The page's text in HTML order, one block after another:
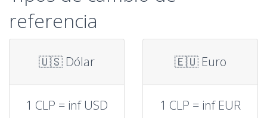
referencia
🇺🇸 Dólar
1 CLP = inf USD
🇪🇺 Euro
1 CLP = inf EUR